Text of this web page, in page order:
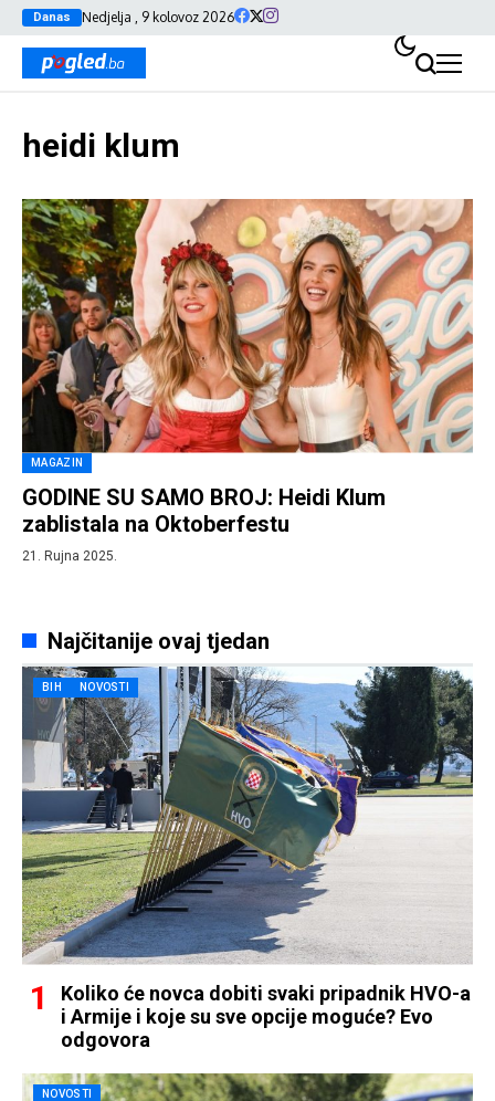
Danas Nedjelja , 9 kolovoz 2026
heidi klum
MAGAZIN
GODINE SU SAMO BROJ: Heidi Klum
zablistala na Oktoberfestu
21. Rujna 2025.
Najčitanije ovaj tjedan
BIH NOVOSTI
Koliko će novca dobiti svaki pripadnik HVO-a
i Armije i koje su sve opcije moguće? Evo
odgovora
NOVOSTI